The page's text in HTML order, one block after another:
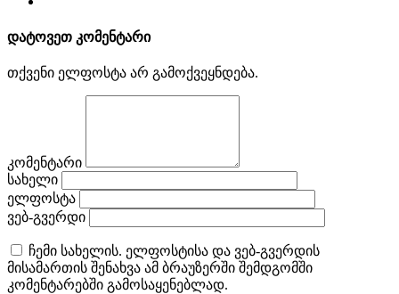
დატოვეთ კომენტარი
თქვენი ელფოსტა არ გამოქვეყნდება.
კომენტარი
სახელი
ელფოსტა
ვებ-გვერდი
ჩემი სახელის. ელფოსტისა და ვებ-გვერდის
მისამართის შენახვა ამ ბრაუზერში შემდგომში
კომენტარებში გამოსაყენებლად.